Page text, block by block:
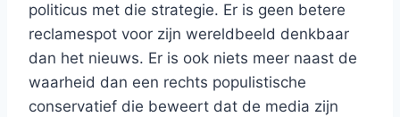
politicus met die strategie. Er is geen betere
reclamespot voor zijn wereldbeeld denkbaar
dan het nieuws. Er is ook niets meer naast de
waarheid dan een rechts populistische
conservatief die beweert dat de media zijn